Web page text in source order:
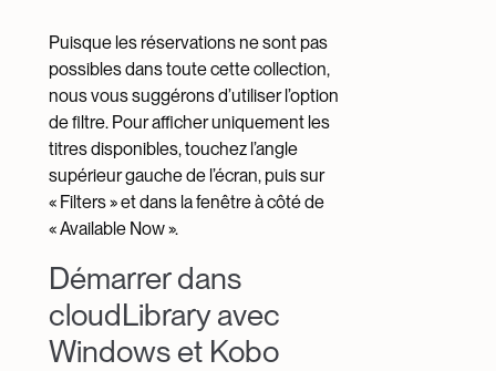
Puisque les réservations ne sont pas
possibles dans toute cette collection,
nous vous suggérons d’utiliser l’option
de filtre. Pour afficher uniquement les
titres disponibles, touchez l’angle
supérieur gauche de l’écran, puis sur
« Filters » et dans la fenêtre à côté de
« Available Now ».
Démarrer dans
cloudLibrary avec
Windows et Kobo